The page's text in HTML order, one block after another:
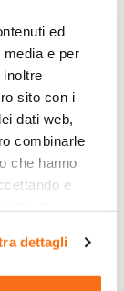
ed
e per
sito con i
dati web,
combinarle
che hanno
e
dettagli